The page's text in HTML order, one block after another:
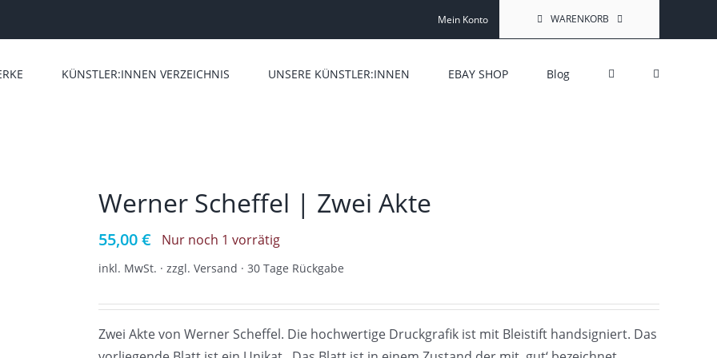
Mein Konto WARENKORB
KÜNSTLER:INNEN VERZEICHNIS UNSERE KÜNSTLER:INNEN EBAY SHOP Blog
Werner Scheffel | Zwei Akte
55,00€ Nur noch 1 vorrätig
inkl. MwSt. · zzgl. Versand · 30 Tage Rückgabe
Zwei Akte von Werner Scheffel. Die hochwertige Druckgrafik ist mit Bleistift handsigniert. Das